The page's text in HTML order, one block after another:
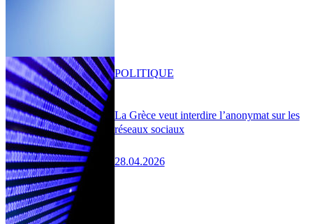
La Grèce veut interdire l’anonymat sur les
réseaux sociaux
28.04.2026
POLITIQUE